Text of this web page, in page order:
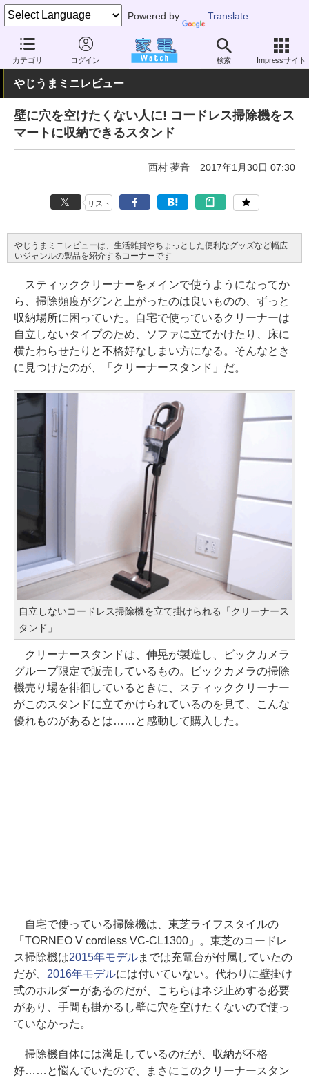
Powered by Translate
カテゴリ ログイン 検索 Impressサイト
家電 Watch 生活家電 掃除機 その他
やじうまミニレビュー
壁に穴を空けたくない人に! コードレス掃除機をス
マートに収納できるスタンド
西村 夢音 2017年1月30日 07:30
リスト
やじうまミニレビューは、生活雑貨やちょっとした便利なグッズなど幅広
いジャンルの製品を紹介するコーナーです
スティッククリーナーをメインで使うようになってか
ら、掃除頻度がグンと上がったのは良いものの、ずっと
収納場所に困っていた。自宅で使っているクリーナーは
自立しないタイプのため、ソファに立てかけたり、床に
横たわらせたりと不格好なしまい方になる。そんなとき
に見つけたのが、「クリーナースタンド」だ。
自立しないコードレス掃除機を立て掛けられる「クリーナース
タンド」
クリーナースタンドは、伸晃が製造し、ビックカメラ
グループ限定で販売しているもの。ビックカメラの掃除
機売り場を徘徊しているときに、スティッククリーナー
がこのスタンドに立てかけられているのを見て、こんな
優れものがあるとは……と感動して購入した。
自宅で使っている掃除機は、東芝ライフスタイルの
「TORNEO V cordless VC-CL1300」。東芝のコードレ
ス掃除機は2015年モデルまでは充電台が付属していたの
だが、 2016年モデルには付いていない。代わりに壁掛け
式のホルダーがあるのだが、こちらはネジ止めする必要
があり、手間も掛かるし壁に穴を空けたくないので使っ
ていなかった。
掃除機自体には満足しているのだが、収納が不格
好……と悩んでいたので、まさにこのクリーナースタン